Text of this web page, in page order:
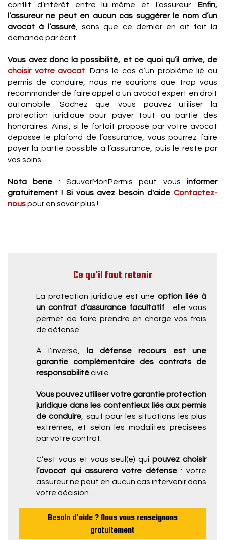
conflit d’intérêt entre lui-même et l’assureur. Enfin,
l’assureur ne peut en aucun cas suggérer le nom d’un
avocat à l’assuré , sans que ce dernier en ait fait la
demande par écrit.
Vous avez donc la possibilité, et ce quoi qu’il arrive, de
choisir votre avocat . Dans le cas d’un problème lié au
permis de conduire, nous ne saurions que trop vous
recommander de faire appel à un avocat expert en droit
automobile. Sachez que vous pouvez utiliser la
protection juridique pour payer tout ou partie des
honoraires. Ainsi, si le forfait proposé par votre avocat
dépasse le plafond de l’assurance, vous pourrez faire
payer la partie possible à l’assurance, puis le reste par
vos soins.
Nota bene : SauverMonPermis peut vousinformer
gratuitement ! Si vous avez besoin d'aide Contactez-
nouspour en savoir plus !
Ce qu'il faut retenir
La protection juridique est uneoption liée à
un contrat d’assurance facultatif: elle vous
permet de faire prendre en charge vos frais
de défense.
À l’inverse,
la défense recours est une
garantie complémentaire des contrats de
responsabilitécivile.
Vous pouvez utiliser votre garantie protection
juridique dans les contentieux liés aux permis
de conduire , sauf pour les situations les plus
extrêmes, et selon les modalités précisées
par votre contrat.
C’est vous et vous seul(e) quipouvez choisir
l’avocat qui assurera votre défense: votre
assureur ne peut en aucun cas intervenir dans
votre décision.
Besoin d'aide ? Nous vous renseignons
gratuitement